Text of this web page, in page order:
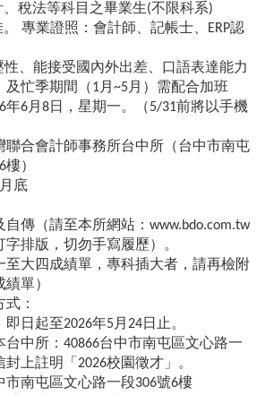
、稅法等科目之畢業生(不限科系)
專業證照：會計師、記帳士、ERP認
性、能接受國內外出差、口語表達能力
及忙季期間（1月~5月）需配合加班
年6月8日，星期一。（5/31前將以手機
聯合會計師事務所台中所（台中市南屯
）
底
自傳（請至本所網站：www.bdo.com.tw
字排版，切勿手寫履歷）。
至大四成績單，專科插大者，請再檢附
單）
：
即日起至2026年5月24日止。
台中所：40866台中市南屯區文心路一
上註明「2026校園徵才」。
市南屯區文心路一段306號6樓